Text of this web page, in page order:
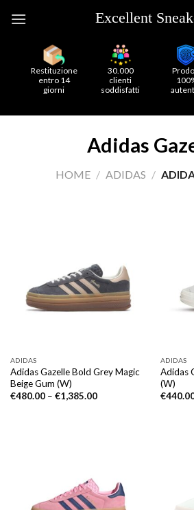
Restituzione
entro 14
giorni
30.000
clienti
soddisfatti
Adidas
HOME / ADIDAS /
ADIDAS
Adidas Gazelle Bold Grey Magic
Beige Gum (W)
€480.00– €1,385.00
ADIDAS
Adidas
(W)
€